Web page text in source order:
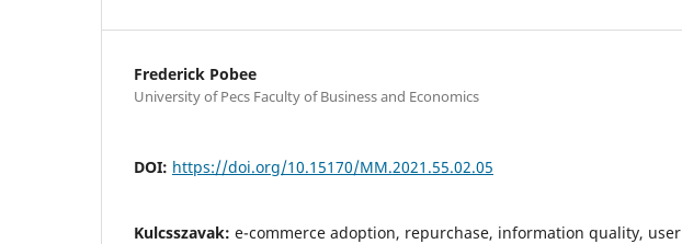
Frederick Pobee
University of Pecs Faculty of Business and Economics
DOI: https://doi.org/10.15170/MM.2021.55.02.05
Kulcsszavak: e-commerce adoption, repurchase, information quality, user